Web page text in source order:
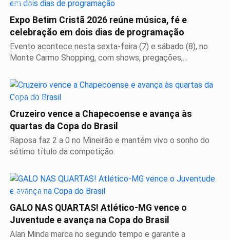
BETIM
Expo Betim Cristã 2026 reúne música, fé e
celebração em dois dias de programação
Evento acontece nesta sexta-feira (7) e sábado (8), no
Monte Carmo Shopping, com shows, pregações,...
ESPORTES
Cruzeiro vence a Chapecoense e avança às
quartas da Copa do Brasil
Raposa faz 2 a 0 no Mineirão e mantém vivo o sonho do
sétimo título da competição.
ESPORTES
GALO NAS QUARTAS! Atlético-MG vence o
Juventude e avança na Copa do Brasil
Alan Minda marca no segundo tempo e garante a